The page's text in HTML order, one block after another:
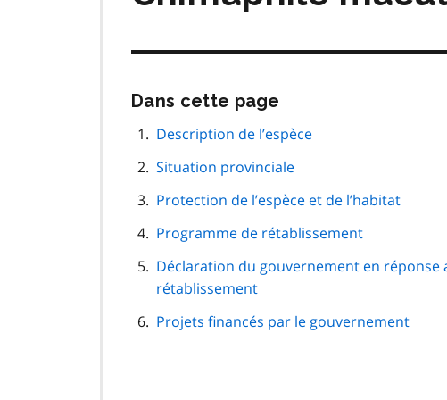
Dans cette page
navigation
page
Description de l’espèce
Situation provinciale
Protection de l’espèce et de l’habitat
Programme de rétablissement
Déclaration du gouvernement en réponse
rétablissement
Projets financés par le gouvernement